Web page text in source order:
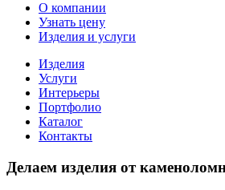
О компании
Узнать цену
Изделия и услуги
Изделия
Услуги
Интерьеры
Портфолио
Каталог
Контакты
Делаем изделия от